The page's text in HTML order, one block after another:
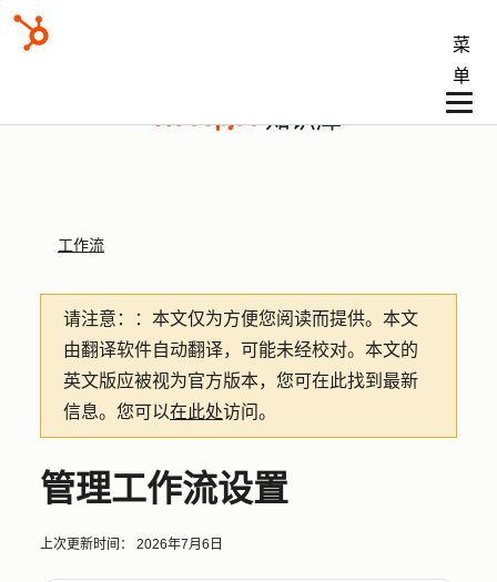
菜
单
知识库
工作流
请注意： ：本文仅为方便您阅读而提供。 本文
由翻译软件自动翻译，可能未经校对。本文的
英文版应被视为官方版本，您可在此找到最新
信息。您可以在此处访问。
管理工作流设置
上次更新时间： 2026年7月6日